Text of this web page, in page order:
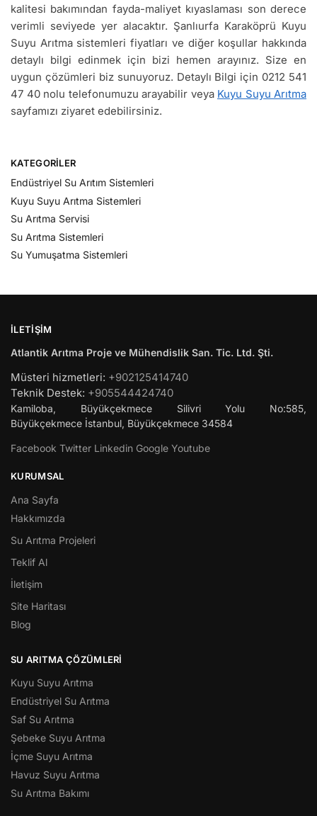
kalitesi bakımından fayda-maliyet kıyaslaması son derece
verimli seviyede yer alacaktır. Şanlıurfa Karaköprü Kuyu
Suyu Arıtma sistemleri fiyatları ve diğer koşullar hakkında
detaylı bilgi edinmek için bizi hemen arayınız. Size en
uygun çözümleri biz sunuyoruz. Detaylı Bilgi için 0212 541
47 40 nolu telefonumuzu arayabilir veya Kuyu Suyu Arıtma
sayfamızı ziyaret edebilirsiniz.
KATEGORILER
Endüstriyel Su Arıtım Sistemleri
Kuyu Suyu Arıtma Sistemleri
Su Arıtma Servisi
Su Arıtma Sistemleri
Su Yumuşatma Sistemleri
İLETIŞIM
Atlantik Arıtma Proje ve Mühendislik San. Tic. Ltd. Şti.
Müsteri hizmetleri: +902125414740
Teknik Destek: +905544424740
Kamiloba, Büyükçekmece Silivri Yolu No:585,
Büyükçekmece İstanbul, Büyükçekmece 34584
Facebook Twitter Linkedin Google Youtube
KURUMSAL
Ana Sayfa
Hakkımızda
Su Arıtma Projeleri
Teklif Al
İletişim
Site Haritası
Blog
SU ARITMA ÇÖZÜMLERI
Kuyu Suyu Arıtma
Endüstriyel Su Arıtma
Saf Su Arıtma
Şebeke Suyu Arıtma
İçme Suyu Arıtma
Havuz Suyu Arıtma
Su Arıtma Bakımı